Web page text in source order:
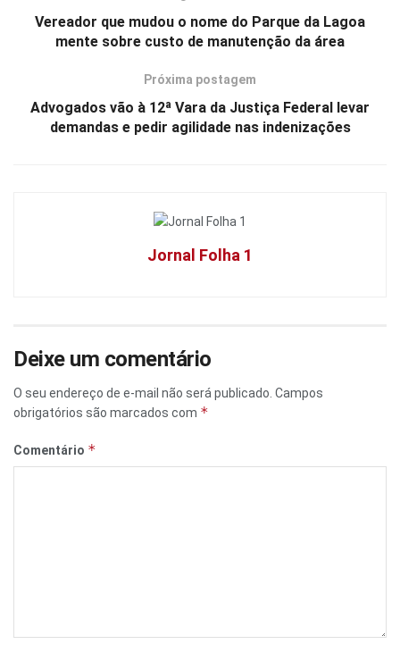
Vereador que mudou o nome do Parque da Lagoa
mente sobre custo de manutenção da área
Próxima postagem
Advogados vão à 12ª Vara da Justiça Federal levar
demandas e pedir agilidade nas indenizações
Jornal Folha 1
Deixe um comentário
O seu endereço de e-mail não será publicado. Campos
obrigatórios são marcados com *
Comentário *